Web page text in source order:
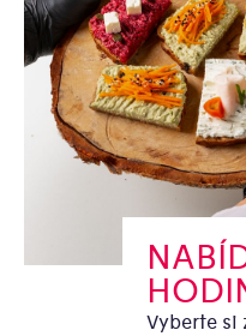
Vyberte si